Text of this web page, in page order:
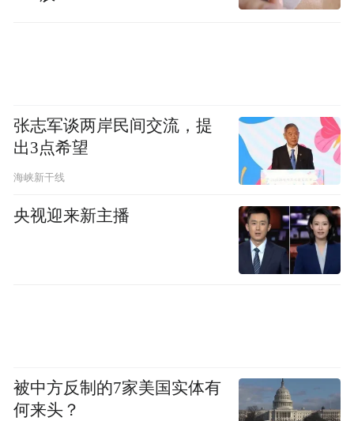
张志军谈两岸民间交流，提
出3点希望
海峡新干线
央视迎来新主播
被中方反制的7家美国实体有
何来头？